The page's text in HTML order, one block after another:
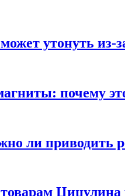
утонуть из-
почему
ли приводить